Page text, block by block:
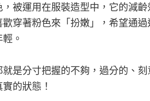
被運用在服裝造型中，它的減
穿著粉色來「扮嫩」，希望通
。
是分寸把握的不夠，過分的、
的狀態！